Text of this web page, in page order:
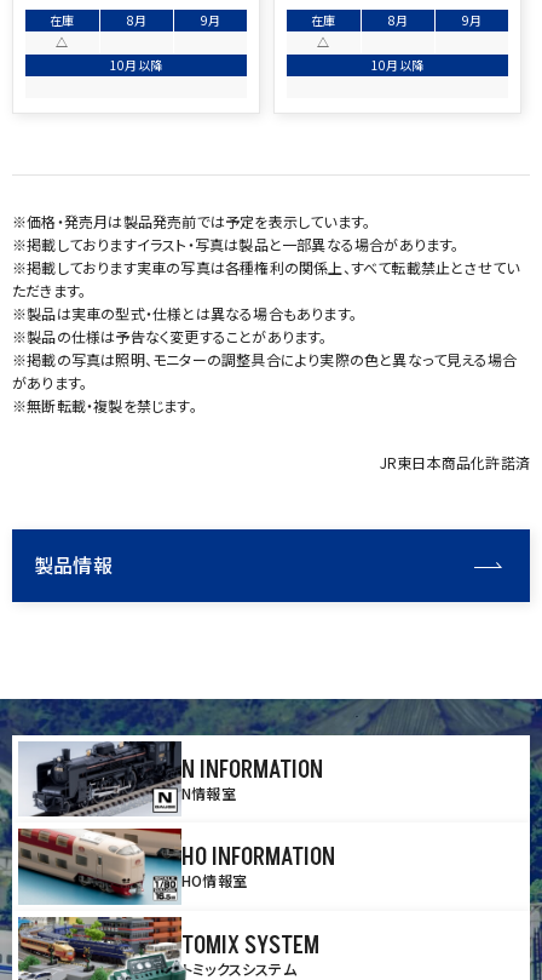
在庫
8月
9月
△
10月以降
在庫
8月
9月
△
10月以降
※価格・発売月は製品発売前では予定を表示しています。
※掲載しておりますイラスト・写真は製品と一部異なる場合があります。
※掲載しております実車の写真は各種権利の関係上、すべて転載禁止とさせてい
ただきます。
※製品は実車の型式・仕様とは異なる場合もあります。
※製品の仕様は予告なく変更することがあります。
※掲載の写真は照明、モニターの調整具合により実際の色と異なって見える場合
があります。
※無断転載・複製を禁じます。
JR東日本商品化許諾済
製品情報
N INFORMATION
N情報室
HO INFORMATION
HO情報室
TOMIX SYSTEM
トミックスシステム